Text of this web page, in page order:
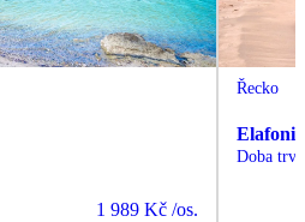
1 989 Kč /os.
Řecko
Doba